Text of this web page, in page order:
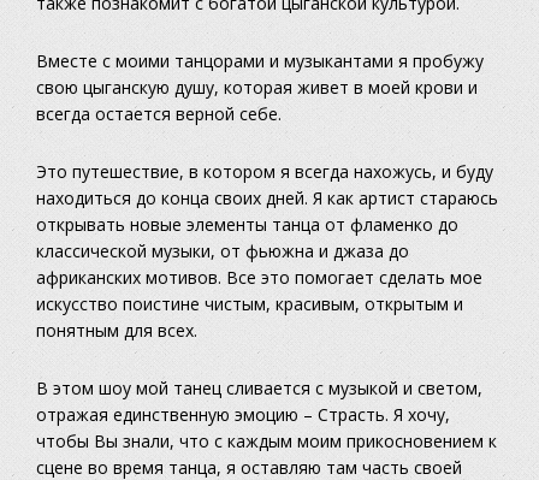
Вместе с моими танцорами и музыкантами я пробужу
свою цыганскую душу, которая живет в моей крови и
всегда остается верной себе.
Это путешествие, в котором я всегда нахожусь, и буду
находиться до конца своих дней. Я как артист стараюсь
открывать новые элементы танца от фламенко до
классической музыки, от фьюжна и джаза до
африканских мотивов. Все это помогает сделать мое
искусство поистине чистым, красивым, открытым и
понятным для всех.
В этом шоу мой танец сливается с музыкой и светом,
отражая единственную эмоцию – Страсть. Я хочу,
чтобы Вы знали, что с каждым моим прикосновением к
сцене во время танца, я оставляю там часть своей